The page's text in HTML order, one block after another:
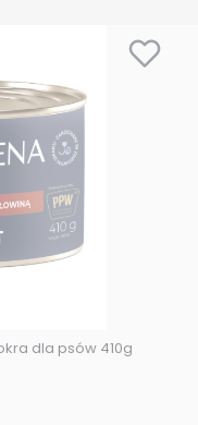
dla psów 410g